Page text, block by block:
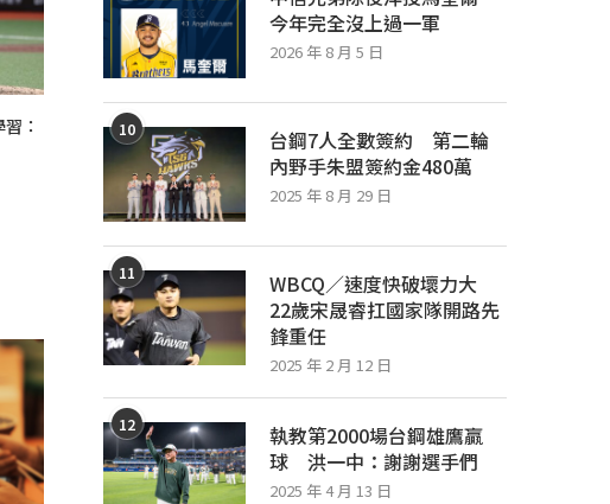
：
「森林王子」張泰山號召為健康應援
中職人氣啦啦隊齊跳〈肌勵應...
2026 年 8 月 5 日
中信兄弟聯名鬼滅之刃 揭
衣、限定入場贈品
今年完全沒上過一軍
2026 年 8 月 5 日
10
台鋼7人全數簽約 第二輪
內野手朱盟簽約金480萬
2025 年 8 月 29 日
11
WBCQ／速度快破壞力大
22歲宋晟睿扛國家隊開路先
鋒重任
2025 年 2 月 12 日
12
執教第2000場台鋼雄鷹贏
球 洪一中：謝謝選手們
2025 年 4 月 13 日